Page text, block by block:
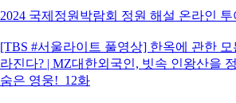
2024 국제정원박람회 정원 해설 온라인 투
[TBS #서울라이트 풀영상] 한옥에 관한
라진다? | MZ대한외국인, 빗속 인왕산을
숨은 영웅!_12화